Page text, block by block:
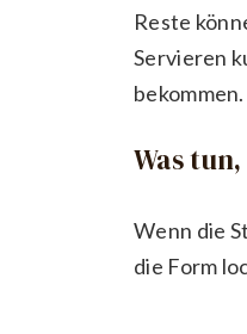
Reste
Servieren
bekommen.
Was
Wenn die
die Form